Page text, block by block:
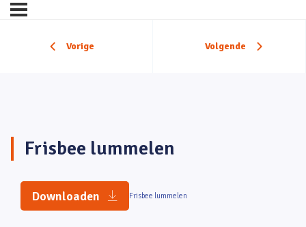
Vorige Volgende
Frisbee lummelen
Frisbee lummelen(opent in nieuw tabblad)
Downloaden